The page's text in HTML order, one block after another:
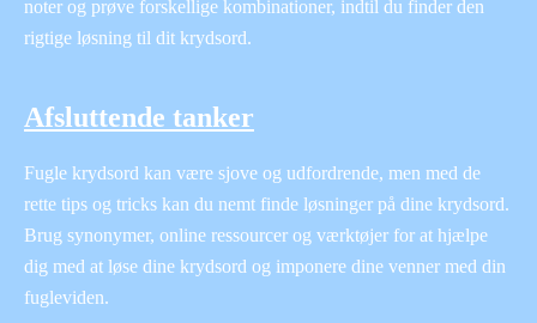
noter og prøve forskellige kombinationer, indtil du finder den
rigtige løsning til dit krydsord.
Afsluttende tanker
Fugle krydsord kan være sjove og udfordrende, men med de
rette tips og tricks kan du nemt finde løsninger på dine krydsord.
Brug synonymer, online ressourcer og værktøjer for at hjælpe
dig med at løse dine krydsord og imponere dine venner med din
fugleviden.